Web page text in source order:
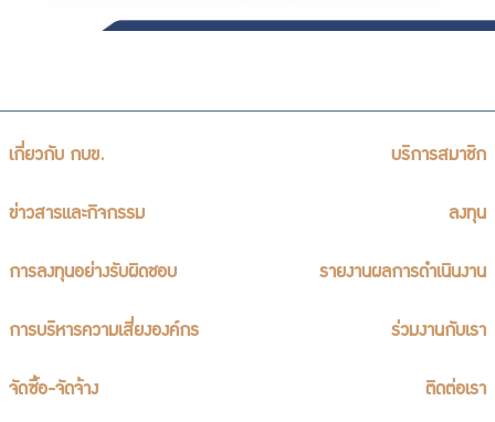
เกี่ยวกับ กบข. บริการสมาชิก
ข่าวสารและกิจกรรม ลงทุน
การลงทุนอย่างรับผิดชอบ รายงานผลการดำเนินงาน
การบริหารความเสี่ยงองค์กร ร่วมงานกับเรา
จัดซื้อ-จัดจ้าง ติดต่อเรา